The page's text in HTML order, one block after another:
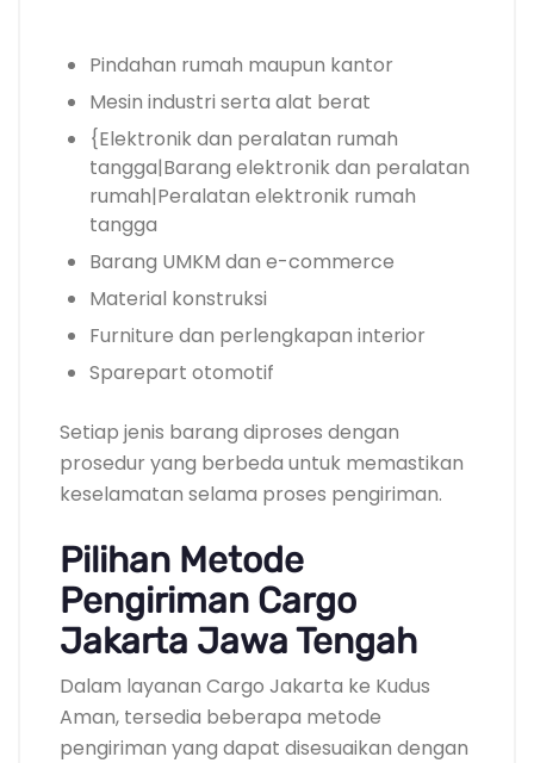
Pindahan rumah maupun kantor
Mesin industri serta alat berat
{Elektronik dan peralatan rumah
tangga|Barang elektronik dan peralatan
rumah|Peralatan elektronik rumah
tangga
Barang UMKM dan e-commerce
Material konstruksi
Furniture dan perlengkapan interior
Sparepart otomotif
Setiap jenis barang diproses dengan
prosedur yang berbeda untuk memastikan
keselamatan selama proses pengiriman.
Pilihan Metode
Pengiriman Cargo
Jakarta Jawa Tengah
Dalam layanan Cargo Jakarta ke Kudus
Aman, tersedia beberapa metode
pengiriman yang dapat disesuaikan dengan